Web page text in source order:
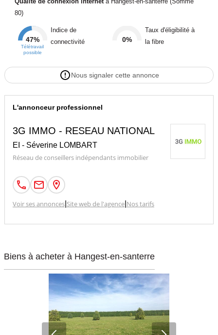
80)
47%
Télétravail
possible
Indice de
connectivité
0%
Taux d'éligibilité à
la fibre
Nous signaler cette annonce
L'annonceur professionnel
3G IMMO - RESEAU NATIONAL
EI - Séverine LOMBART
Réseau de conseillers indépendants immobilier
Voir ses annonces| Site web de l'agence| Nos tarifs
Biens à acheter à Hangest-en-santerre